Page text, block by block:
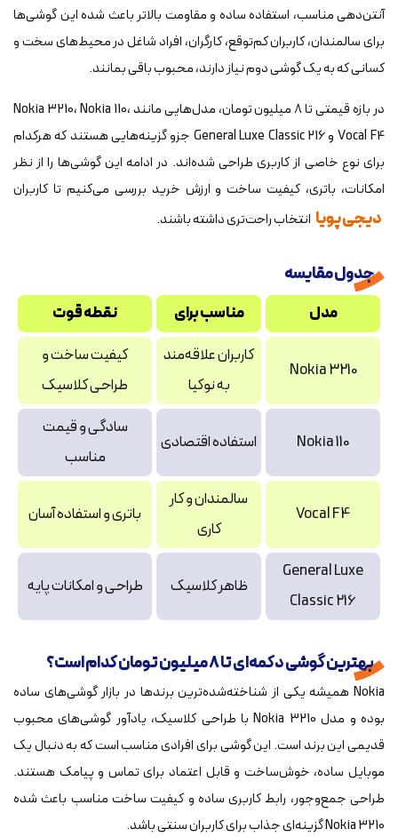
آنتن‌دهی مناسب، استفاده ساده و مقاومت بالاتر باعث شده این گوشی‌ها
برای سالمندان، کاربران کم‌توقع، کارگران، افراد شاغل در محیط‌های سخت و
کسانی که به یک گوشی دوم نیاز دارند، محبوب باقی بمانند.
در بازه قیمتی تا ۸ میلیون تومان، مدل‌هایی مانند Nokia 3210، Nokia 110،
Vocal F4 و General Luxe Classic 216 جزو گزینه‌هایی هستند که هرکدام
برای نوع خاصی از کاربری طراحی شده‌اند. در ادامه این گوشی‌ها را از نظر
امکانات، باتری، کیفیت ساخت و ارزش خرید بررسی می‌کنیم تا کاربران
دیجی پویا انتخاب راحت‌تری داشته باشند.
جدول مقایسه
مدل مناسب برای نقطه قوت
Nokia 3210
کاربران علاقه‌مند
به نوکیا
کیفیت ساخت و
طراحی کلاسیک
Nokia 110 استفاده اقتصادی
سادگی و قیمت
مناسب
Vocal F4
سالمندان و کار
کاری
باتری و استفاده آسان
General Luxe
Classic 216
ظاهر کلاسیک طراحی و امکانات پایه
بهترین گوشی دکمه‌ای تا ۸ میلیون تومان کدام است؟
Nokia همیشه یکی از شناخته‌شده‌ترین برندها در بازار گوشی‌های ساده
بوده و مدل Nokia 3210 با طراحی کلاسیک، یادآور گوشی‌های محبوب
قدیمی این برند است. این گوشی برای افرادی مناسب است که به دنبال یک
موبایل ساده، خوش‌ساخت و قابل اعتماد برای تماس و پیامک هستند.
طراحی جمع‌وجور، رابط کاربری ساده و کیفیت ساخت مناسب باعث شده
Nokia 3210 گزینه‌ای جذاب برای کاربران سنتی باشد.